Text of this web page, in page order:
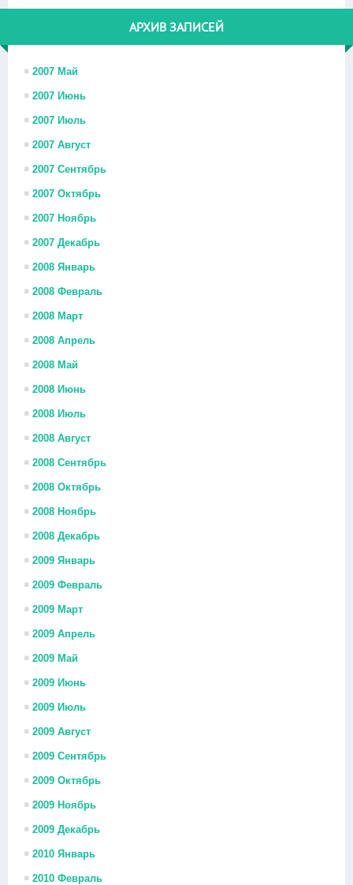
АРХИВ ЗАПИСЕЙ
2007 Май
2007 Июнь
2007 Июль
2007 Август
2007 Сентябрь
2007 Октябрь
2007 Ноябрь
2007 Декабрь
2008 Январь
2008 Февраль
2008 Март
2008 Апрель
2008 Май
2008 Июнь
2008 Июль
2008 Август
2008 Сентябрь
2008 Октябрь
2008 Ноябрь
2008 Декабрь
2009 Январь
2009 Февраль
2009 Март
2009 Апрель
2009 Май
2009 Июнь
2009 Июль
2009 Август
2009 Сентябрь
2009 Октябрь
2009 Ноябрь
2009 Декабрь
2010 Январь
2010 Февраль